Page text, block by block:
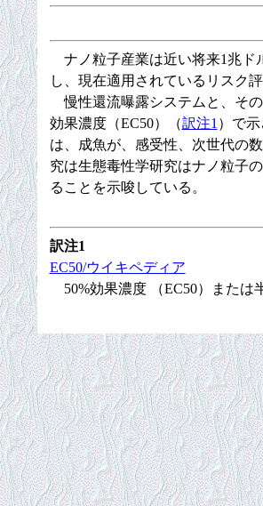
ナノ粒子産業は近い将来1兆ド
し、現在適用されているリスク
慢性還流曝露システムと、そ
効果濃度（EC50）（訳注1 ）で
は、成魚が、感受性、次世代の
究は生態毒性学研究はナノ粒子
ることを示唆している。
訳注1
EC50/ウイキペディア
50%効果濃度 （EC50）または